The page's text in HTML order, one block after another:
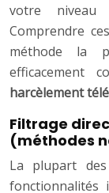
votre niveau
Comprendre
méthode la
efficacement
harcèlement
Filtrage
(méthodes
La plupart
fonctionnalités